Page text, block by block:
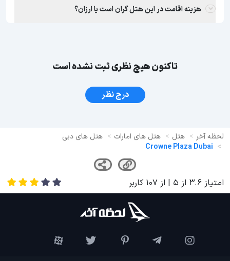
هزینه اقامت در این هتل گران است یا ارزان؟
تاکنون هیچ نظری ثبت نشده است
درج نظر
لحظه آخر هتل هتل های امارات
هتل های دبی
Crowne Plaza Dubai
امتیاز 3.6 از 5 | از 107 کاربر